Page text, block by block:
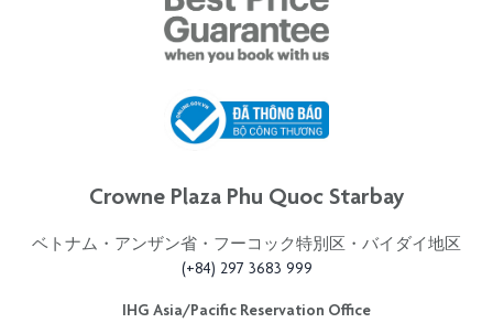
Crowne Plaza Phu Quoc Starbay
ベトナム・アンザン省・フーコック特別区・バイダイ地区
(+84) 297 3683 999
IHG Asia/Pacific Reservation Office